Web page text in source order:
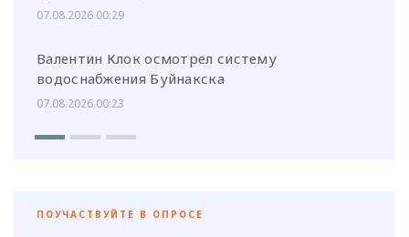
07.08.2026 00:29
Валентин Клок осмотрел систему
водоснабжения Буйнакска
07.08.2026 00:23
ПОУЧАСТВУЙТЕ В ОПРОСЕ